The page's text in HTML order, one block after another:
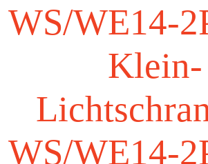
WS/WE14-
Klein-
WS/WE14-